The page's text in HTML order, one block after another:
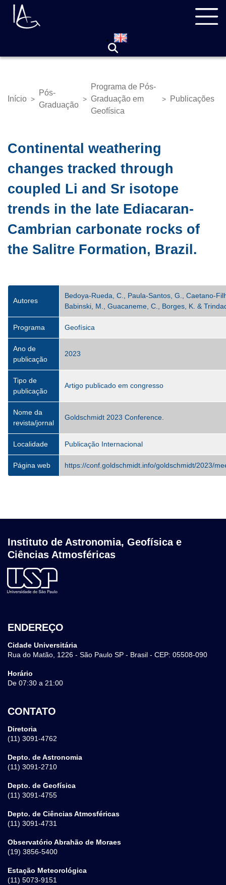
Pular
para
Trilha
Início >
Pós-
Graduação
>
Programa de Pós-
Graduação em
Geofísica
> Publicações
Continental weathering
changes tracked through
coupled Li and Sr isotope
trends in the late Ediacaran-
Cambrian carbonate rocks of
the Salitre Formation, Brazil.
Autores
Bedoya-Rueda, C., Paula-Santos, G., Caetano-
Babinski, M., Guacaneme, C., Borges, K. &
Programa Geofísica
Ano de
publicação
2023
Tipo de
publicação
Artigo publicado em congresso
Nome da
revista/jornal
Goldschmidt 2023 Conference.
Localidade Publicação Internacional
Página web https://conf.goldschmidt.info/goldschmidt/2023/
Instituto de Astronomia, Geofísica e
Ciências Atmosféricas
ENDEREÇO
Cidade Universitária
Rua do Matão, 1226 - São Paulo SP - Brasil - CEP: 05508-090
Horário
De 07:30 a 21:00
CONTATO
Diretoria
(11) 3091-4762
Depto. de Astronomia
(11) 3091-2710
Depto. de Geofísica
(11) 3091-4755
Depto. de Ciências Atmosféricas
(11) 3091-4731
Observatório Abrahão de Moraes
(19) 3856-5400
Estação Meteorológica
(11) 5073-9151